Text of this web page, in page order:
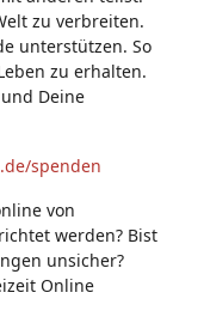
zu verbreiten.
unterstützen. So
zu erhalten.
Deine
spenden
von
werden? Bist
unsicher?
Online